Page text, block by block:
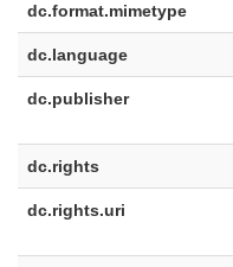
dc.format.mimetype
dc.language
dc.publisher
dc.rights
dc.rights.uri